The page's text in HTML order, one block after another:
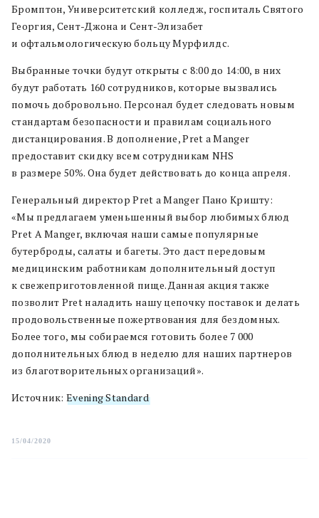
Бромптон, Университетский колледж, госпиталь Святого
Георгия, Сент-Джона и Сент-Элизабет
и офтальмологическую больцу Мурфилдс.
Выбранные точки будут открыты с 8:00 до 14:00, в них
будут работать 160 сотрудников, которые вызвались
помочь добровольно. Персонал будет следовать новым
стандартам безопасности и правилам социального
дистанцирования. В дополнение, Pret a Manger
предоставит скидку всем сотрудникам NHS
в размере 50%. Она будет действовать до конца апреля.
Генеральный директор Pret a Manger Пано Кришту:
«Мы предлагаем уменьшенный выбор любимых блюд
Pret A Manger, включая наши самые популярные
бутерброды, салаты и багеты. Это даст передовым
медицинским работникам дополнительный доступ
к свежеприготовленной пище. Данная акция также
позволит Pret наладить нашу цепочку поставок и делать
продовольственные пожертвования для бездомных.
Более того, мы собираемся готовить более 7 000
дополнительных блюд в неделю для наших партнеров
из благотворительных организаций».
Источник: Evening Standard
15/04/2020